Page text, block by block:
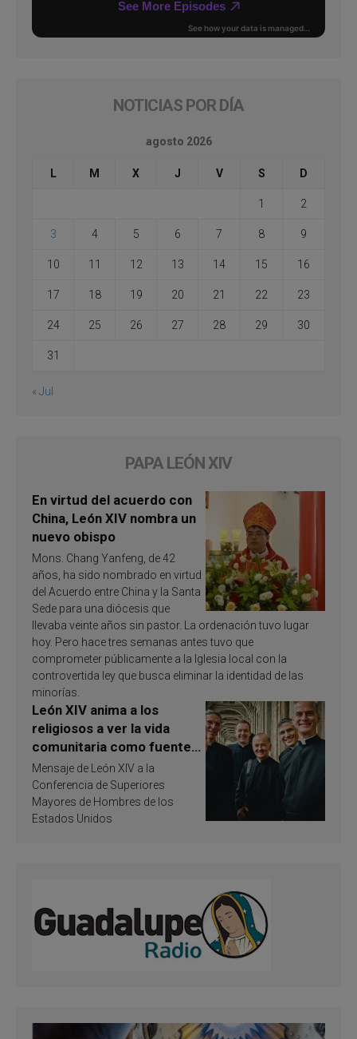
NOTICIAS POR DÍA
agosto 2026
L M X J V S D
1 2
3 4 5 6 7 8 9
10 11 12 13 14 15 16
17 18 19 20 21 22 23
24 25 26 27 28 29 30
31
« Jul
PAPA LEÓN XIV
En virtud del acuerdo con
China, León XIV nombra un
nuevo obispo
Mons. Chang Yanfeng, de 42
años, ha sido nombrado en virtud
del Acuerdo entre China y la Santa
Sede para una diócesis que
llevaba veinte años sin pastor. La ordenación tuvo lugar
hoy. Pero hace tres semanas antes tuvo que
comprometer públicamente a la Iglesia local con la
controvertida ley que busca eliminar la identidad de las
minorías.
León XIV anima a los
religiosos a ver la vida
comunitaria como fuente
de inspiración y
santificación
Mensaje de León XIV a la
Conferencia de Superiores
Mayores de Hombres de los
Estados Unidos